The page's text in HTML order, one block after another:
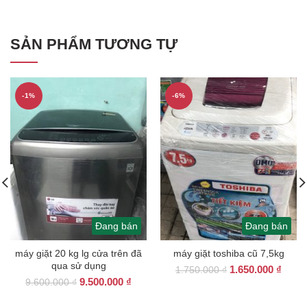
SẢN PHẨM TƯƠNG TỰ
Đang bán
-1%
máy giặt 20 kg lg cửa trên đã
qua sử dụng
9.600.000₫ Giá
9.500.000 ₫
Đang bán
-6%
máy giặt toshiba cũ 7,5kg
1.750.000₫ Giá
1.650.000 ₫